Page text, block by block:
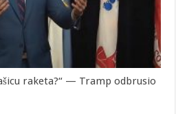
raketa?“ — Tramp odbrusio